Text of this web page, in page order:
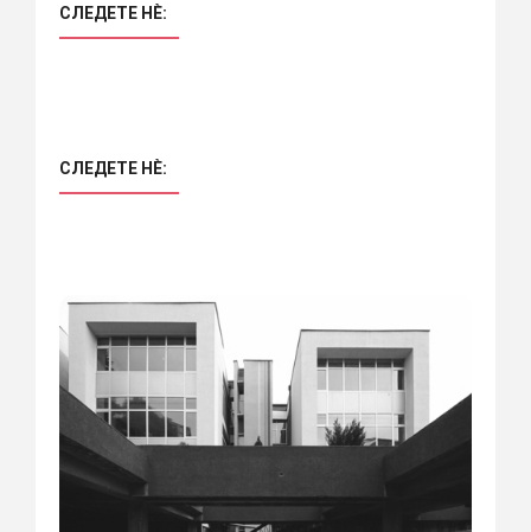
СЛЕДЕТЕ НÈ:
СЛЕДЕТЕ НÈ: